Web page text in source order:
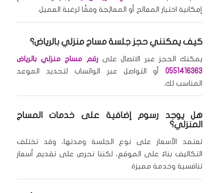
إمكانية اختيار المعالج أو المعالِجة وفقًا لرغبة العميل.
كيف يمكنني حجز جلسة مساج منزلي بالرياض؟
يمكنك الحجز عبر الاتصال علىرقم مساج منزلي بالرياض
0551416363أو التواصل عبر الواتساب لتحديد الموعد
المناسب لك.
هل يوجد رسوم إضافية على خدمات المساج
المنزلي؟
تعتمد الأسعار على نوع الجلسة ومدتها، وقد تختلف
التكاليف بناءً على الموقع، لكننا نحرص على تقديم أسعار
تنافسية وخدمة مميزة.